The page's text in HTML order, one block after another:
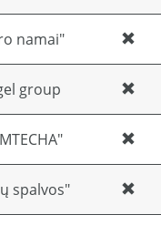
namai"
group
spalvos"